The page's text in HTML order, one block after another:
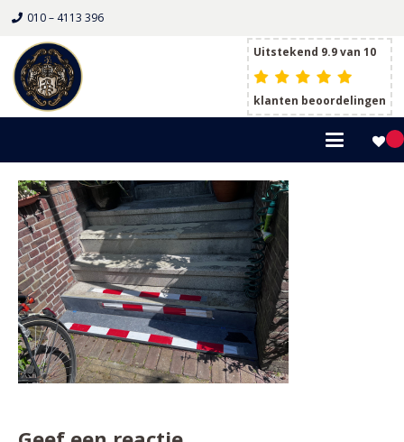
010 – 4113 396
Uitstekend 9.9 van 10
klanten beoordelingen